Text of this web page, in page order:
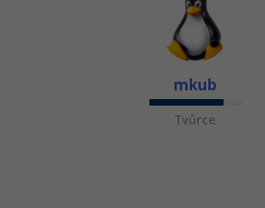
mkub
Tvůrce